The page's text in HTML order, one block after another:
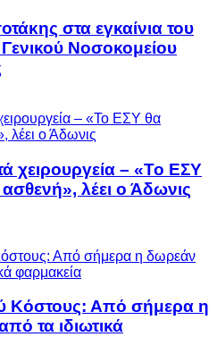
στα εγκαίνια του
Νοσοκομείου
χειρουργεία – «Το ΕΣΥ
λέει ο Άδωνις
Κόστους: Από σήμερα η
τα ιδιωτικά